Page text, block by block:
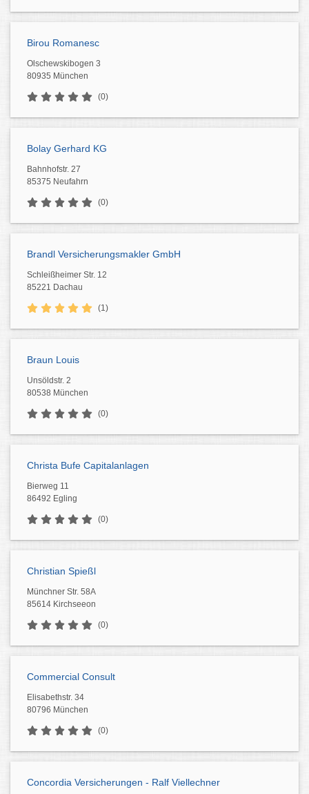
Birou Romanesc
Olschewskibogen 3
80935 München
(0)
Bolay Gerhard KG
Bahnhofstr. 27
85375 Neufahrn
(0)
Brandl Versicherungsmakler GmbH
Schleißheimer Str. 12
85221 Dachau
(1)
Braun Louis
Unsöldstr. 2
80538 München
(0)
Christa Bufe Capitalanlagen
Bierweg 11
86492 Egling
(0)
Christian Spießl
Münchner Str. 58A
85614 Kirchseeon
(0)
Commercial Consult
Elisabethstr. 34
80796 München
(0)
Concordia Versicherungen - Ralf Viellechner